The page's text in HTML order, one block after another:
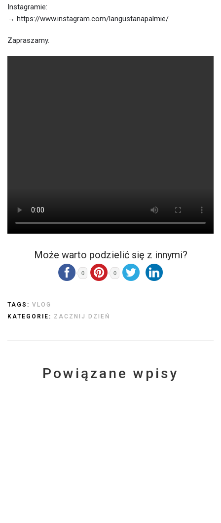
Instagramie:
→ https://www.instagram.com/langustanapalmie/
Zapraszamy.
Może warto podzielić się z innymi?
0 0
TAGS: VLOG
KATEGORIE: ZACZNIJ DZIEŃ
Powiązane wpisy